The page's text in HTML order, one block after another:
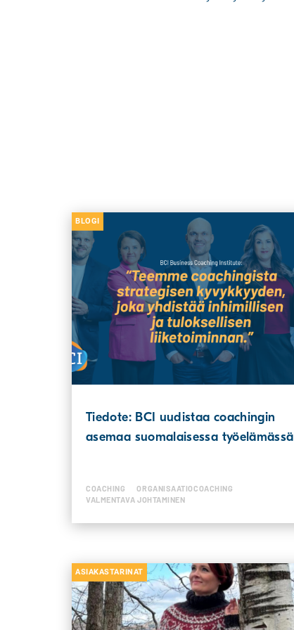
BLOGI
Tiedote: BCI uudistaa coachingin
asemaa suomalaisessa työelämässä
COACHING
ORGANISAATIOCOACHING
VALMENTAVA JOHTAMINEN
ASIAKASTARINAT